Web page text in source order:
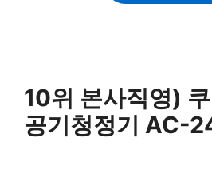
10위 본사직영)
공기청정기 AC-